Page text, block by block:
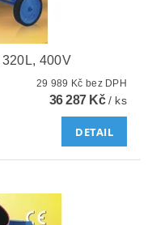
400V
29 989 Kč bez DPH
36 287 Kč/ ks
DETAIL